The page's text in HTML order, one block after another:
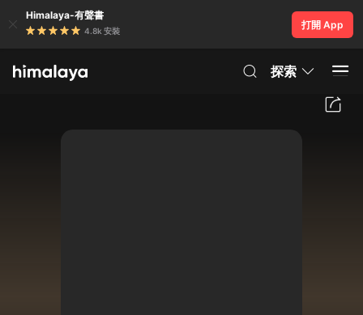
Himalaya-有聲書
4.8k 安裝
打開 App
探索